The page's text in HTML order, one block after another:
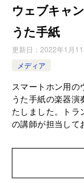
ウェブキャ
うた手紙
更新日： 2022年1月11
メディア
スマートホン用
うた手紙の楽器
たしました。トラ
の講師が担当